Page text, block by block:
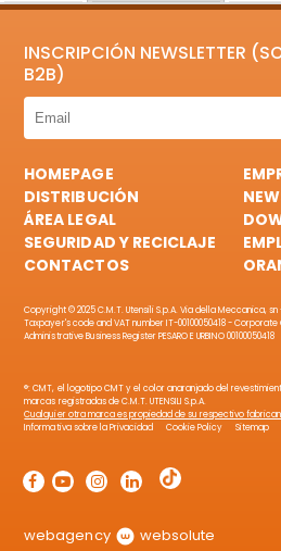
INSCRIPCIÓN NEWSLETTER
B2B)
HOMEPAGE
DISTRIBUCIÓN
ÁREA LEGAL
SEGURIDAD Y RECICLAJE
CONTACTOS
Copyright © 2025 C.M.T. Utensili S.p.A. Via della Meccanica, sn -
Taxpayer's code and VAT number IT-00100050418 -
Administrative Business Register PESARO E URBINO 00100050418
®: CMT, el logotipo CMT y el color anaranjado del
marcas registradas de C.M.T. UTENSILI S.p.A.
Cualquier otra marca es propiedad de su respectivo
Informativa sobre la Privacidad
Cookie Policy Sitemap
webagency websolute